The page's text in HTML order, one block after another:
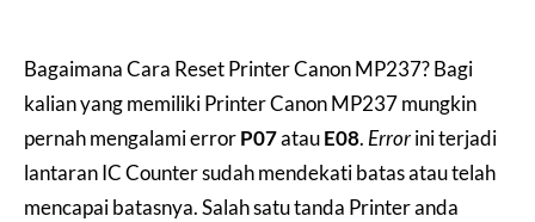
Bagaimana Cara Reset Printer Canon MP237? Bagi
kalian yang memiliki Printer Canon MP237 mungkin
pernah mengalami errorP07atauE08.Errorini terjadi
lantaran IC Counter sudah mendekati batas atau telah
mencapai batasnya. Salah satu tanda Printer anda